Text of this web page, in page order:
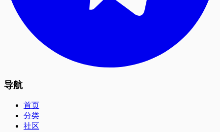
导航
首页
分类
社区